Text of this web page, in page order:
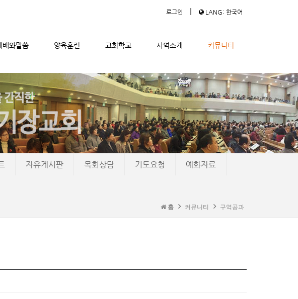
로그인 | LANG: 한국어
배와말씀 양육훈련 교회학교 사역소개 커뮤니티
자유게시판 목회상담 기도요청 예화자료
홈 커뮤니티 구역공과